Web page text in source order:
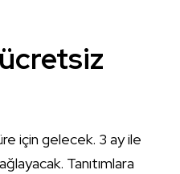
için gelecek. 3 ay ile
Tanıtımlara